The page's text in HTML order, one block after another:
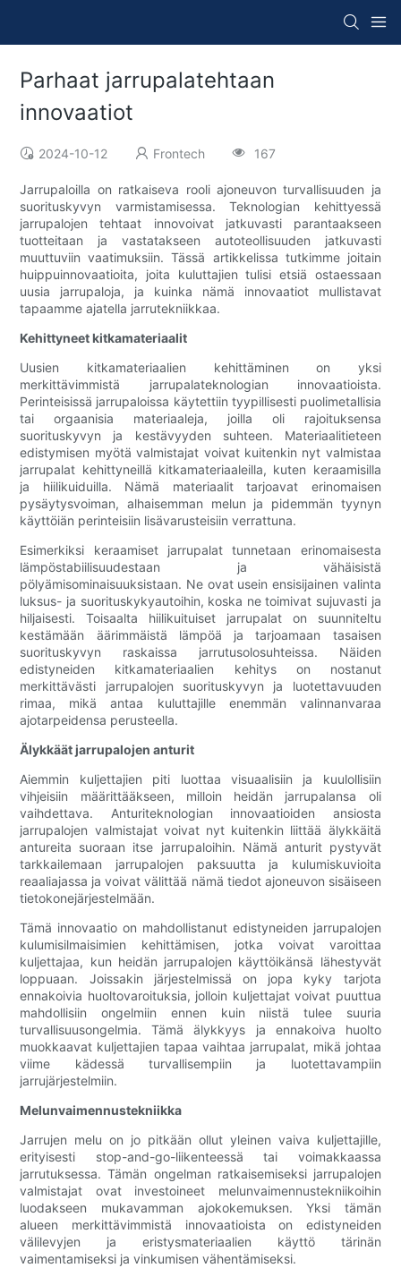
Parhaat jarrupalatehtaan
innovaatiot
2024-10-12 Frontech 167
Jarrupaloilla on ratkaiseva rooli ajoneuvon turvallisuuden ja
suorituskyvyn varmistamisessa. Teknologian kehittyessä
jarrupalojen tehtaat innovoivat jatkuvasti parantaakseen
tuotteitaan ja vastatakseen autoteollisuuden jatkuvasti
muuttuviin vaatimuksiin. Tässä artikkelissa tutkimme joitain
huippuinnovaatioita, joita kuluttajien tulisi etsiä ostaessaan
uusia jarrupaloja, ja kuinka nämä innovaatiot mullistavat
tapaamme ajatella jarrutekniikkaa.
Kehittyneet kitkamateriaalit
Uusien kitkamateriaalien kehittäminen on yksi
merkittävimmistä jarrupalateknologian innovaatioista.
Perinteisissä jarrupaloissa käytettiin tyypillisesti puolimetallisia
tai orgaanisia materiaaleja, joilla oli rajoituksensa
suorituskyvyn ja kestävyyden suhteen. Materiaalitieteen
edistymisen myötä valmistajat voivat kuitenkin nyt valmistaa
jarrupalat kehittyneillä kitkamateriaaleilla, kuten keraamisilla
ja hiilikuiduilla. Nämä materiaalit tarjoavat erinomaisen
pysäytysvoiman, alhaisemman melun ja pidemmän tyynyn
käyttöiän perinteisiin lisävarusteisiin verrattuna.
Esimerkiksi keraamiset jarrupalat tunnetaan erinomaisesta
lämpöstabiilisuudestaan ​​ja vähäisistä
pölyämisominaisuuksistaan. Ne ovat usein ensisijainen valinta
luksus- ja suorituskykyautoihin, koska ne toimivat sujuvasti ja
hiljaisesti. Toisaalta hiilikuituiset jarrupalat on suunniteltu
kestämään äärimmäistä lämpöä ja tarjoamaan tasaisen
suorituskyvyn raskaissa jarrutusolosuhteissa. Näiden
edistyneiden kitkamateriaalien kehitys on nostanut
merkittävästi jarrupalojen suorituskyvyn ja luotettavuuden
rimaa, mikä antaa kuluttajille enemmän valinnanvaraa
ajotarpeidensa perusteella.
Älykkäät jarrupalojen anturit
Aiemmin kuljettajien piti luottaa visuaalisiin ja kuulollisiin
vihjeisiin määrittääkseen, milloin heidän jarrupalansa oli
vaihdettava. Anturiteknologian innovaatioiden ansiosta
jarrupalojen valmistajat voivat nyt kuitenkin liittää älykkäitä
antureita suoraan itse jarrupaloihin. Nämä anturit pystyvät
tarkkailemaan jarrupalojen paksuutta ja kulumiskuvioita
reaaliajassa ja voivat välittää nämä tiedot ajoneuvon sisäiseen
tietokonejärjestelmään.
Tämä innovaatio on mahdollistanut edistyneiden jarrupalojen
kulumisilmaisimien kehittämisen, jotka voivat varoittaa
kuljettajaa, kun heidän jarrupalojen käyttöikänsä lähestyvät
loppuaan. Joissakin järjestelmissä on jopa kyky tarjota
ennakoivia huoltovaroituksia, jolloin kuljettajat voivat puuttua
mahdollisiin ongelmiin ennen kuin niistä tulee suuria
turvallisuusongelmia. Tämä älykkyys ja ennakoiva huolto
muokkaavat kuljettajien tapaa vaihtaa jarrupalat, mikä johtaa
viime kädessä turvallisempiin ja luotettavampiin
jarrujärjestelmiin.
Melunvaimennustekniikka
Jarrujen melu on jo pitkään ollut yleinen vaiva kuljettajille,
erityisesti stop-and-go-liikenteessä tai voimakkaassa
jarrutuksessa. Tämän ongelman ratkaisemiseksi jarrupalojen
valmistajat ovat investoineet melunvaimennustekniikoihin
luodakseen mukavamman ajokokemuksen. Yksi tämän
alueen merkittävimmistä innovaatioista on edistyneiden
välilevyjen ja eristysmateriaalien käyttö tärinän
vaimentamiseksi ja vinkumisen vähentämiseksi.